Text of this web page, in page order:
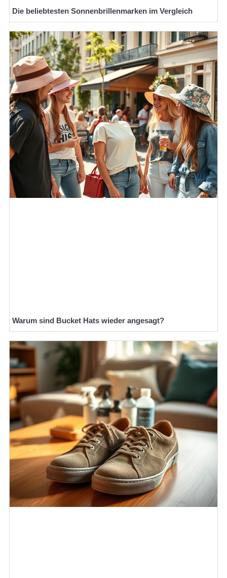
Die beliebtesten Sonnenbrillenmarken im Vergleich
Warum sind Bucket Hats wieder angesagt?